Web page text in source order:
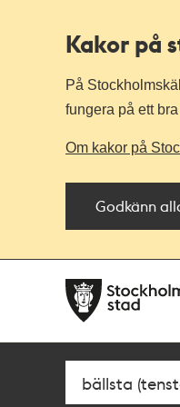
Kakor på
På
fungera på ett
Om kakor på
Godkänn
navigationen
huvudinnehållet
Sök